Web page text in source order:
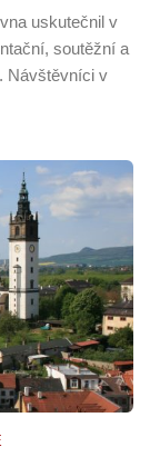
uskutečnil v
soutěžní a
Návštěvníci v